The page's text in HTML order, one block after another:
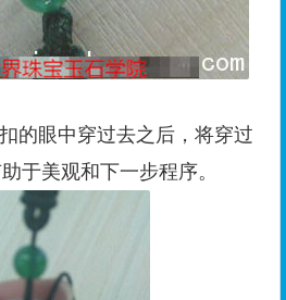
的眼中穿过去之后，将穿过
于美观和下一步程序。